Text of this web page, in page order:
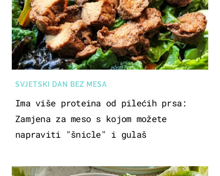
SVJETSKI DAN BEZ MESA
Ima više proteina od pilećih prsa:
Zamjena za meso s kojom možete
napraviti "šnicle" i gulaš